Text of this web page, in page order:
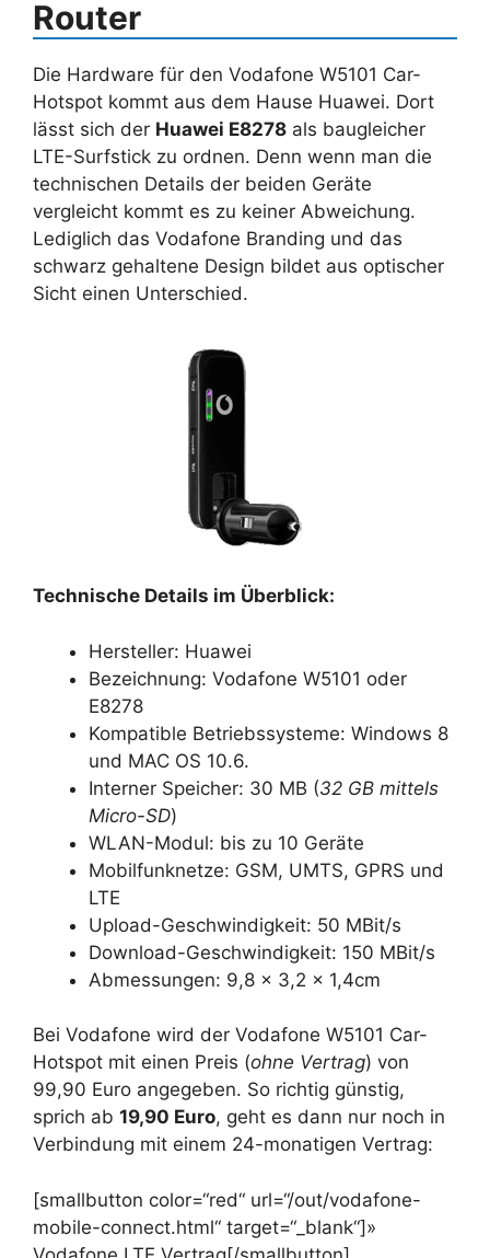
Router
Die Hardware für den Vodafone W5101 Car-
Hotspot kommt aus dem Hause Huawei. Dort
lässt sich der Huawei E8278 als baugleicher
LTE-Surfstick zu ordnen. Denn wenn man die
technischen Details der beiden Geräte
vergleicht kommt es zu keiner Abweichung.
Lediglich das Vodafone Branding und das
schwarz gehaltene Design bildet aus optischer
Sicht einen Unterschied.
Technische Details im Überblick:
Hersteller: Huawei
Bezeichnung: Vodafone W5101 oder
E8278
Kompatible Betriebssysteme: Windows 8
und MAC OS 10.6.
Interner Speicher: 30 MB (32 GB mittels
Micro-SD)
WLAN-Modul: bis zu 10 Geräte
Mobilfunknetze: GSM, UMTS, GPRS und
LTE
Upload-Geschwindigkeit: 50 MBit/s
Download-Geschwindigkeit: 150 MBit/s
Abmessungen: 9,8 x 3,2 x 1,4cm
Bei Vodafone wird der Vodafone W5101 Car-
Hotspot mit einen Preis (ohne Vertrag) von
99,90 Euro angegeben. So richtig günstig,
sprich ab 19,90 Euro, geht es dann nur noch in
Verbindung mit einem 24-monatigen Vertrag:
[smallbutton color=“red“ url=“/out/vodafone-
mobile-connect.html“ target=“_blank“]»